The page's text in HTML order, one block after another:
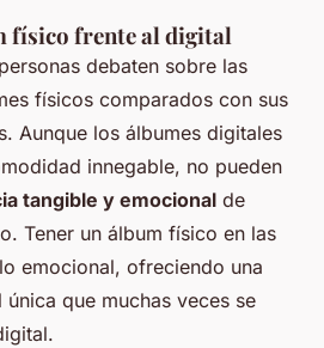
físico frente al digital
debaten sobre las
físicos comparados con sus
Aunque los álbumes digitales
innegable, no pueden
tangible y emocional de
Tener un álbum físico en las
emocional, ofreciendo una
que muchas veces se